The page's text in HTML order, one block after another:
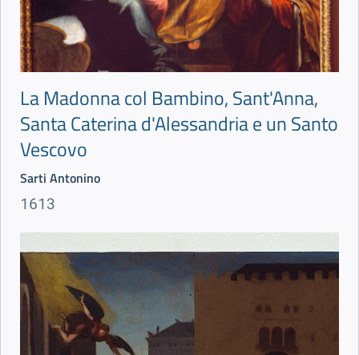
La Madonna col Bambino, Sant'Anna,
Santa Caterina d'Alessandria e un Santo
Vescovo
Sarti Antonino
1613